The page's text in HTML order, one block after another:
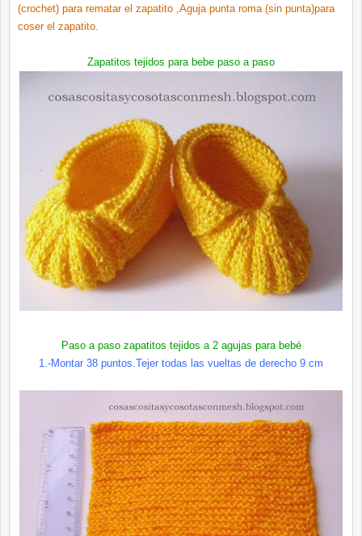
(crochet) para rematar el zapatito ,Aguja punta roma (sin punta)para
coser el zapatito.
Zapatitos tejidos para bebe paso a paso
Paso a paso zapatitos tejidos a 2 agujas para bebé
1.-Montar 38 puntos.Tejer todas las vueltas de derecho 9 cm